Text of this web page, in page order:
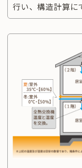
行い、構造計算に